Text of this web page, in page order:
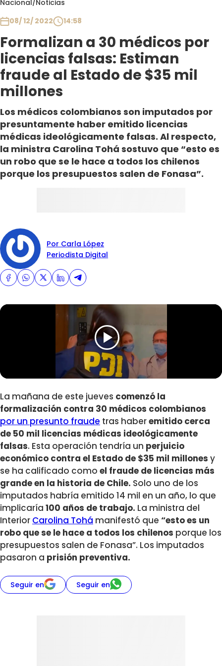
Nacional/Noticias
08/ 12/ 2022
14:58
Formalizan a 30 médicos por
licencias falsas: Estiman
fraude al Estado de $35 mil
millones
Los médicos colombianos son imputados por
presuntamente haber emitido licencias
médicas ideológicamente falsas. Al respecto,
la ministra Carolina Tohá sostuvo que “esto es
un robo que se le hace a todos los chilenos
porque los presupuestos salen de Fonasa”.
Por Carla López
Periodista Digital
La mañana de este jueves comenzó la
formalización contra 30 médicos colombianos
por un presunto fraude tras haberemitido cerca
de 50 mil licencias médicas ideológicamente
falsas. Esta operación tendría un perjuicio
económico contra el Estado de $35 mil millones y
se ha calificado como el fraude de licencias más
grande en la historia de Chile. Solo uno de los
imputados habría emitido 14 mil en un año, lo que
implicaría 100 años de trabajo. La ministra del
Interior Carolina Tohá manifestó que “esto es un
robo que se le hace a todos los chilenos porque los
presupuestos salen de Fonasa”. Los imputados
pasaron a prisión preventiva.
Seguir en Seguir en
Club De La Comedia
Contigo en Directo
Plan Perfecto
El Tiempo
Sabingo
Todos Los Programas